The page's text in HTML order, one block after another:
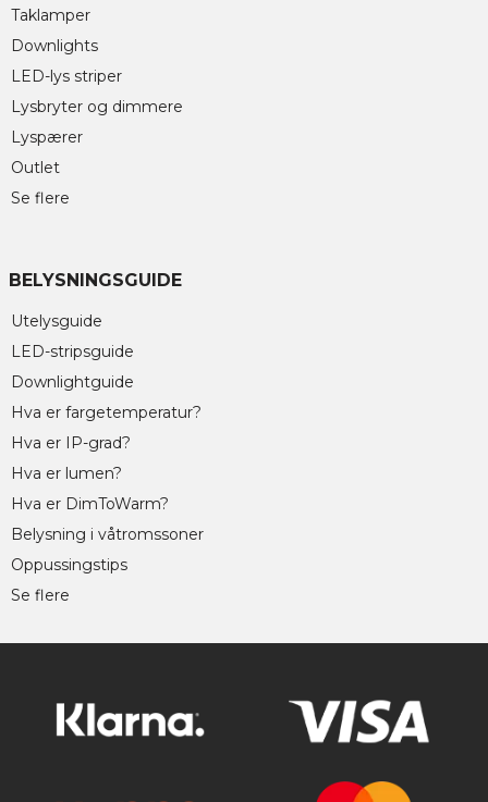
Taklamper
Downlights
LED-lys striper
Lysbryter og dimmere
Lyspærer
Outlet
Se flere
BELYSNINGSGUIDE
Utelysguide
LED-stripsguide
Downlightguide
Hva er fargetemperatur?
Hva er IP-grad?
Hva er lumen?
Hva er DimToWarm?
Belysning i våtromssoner
Oppussingstips
Se flere